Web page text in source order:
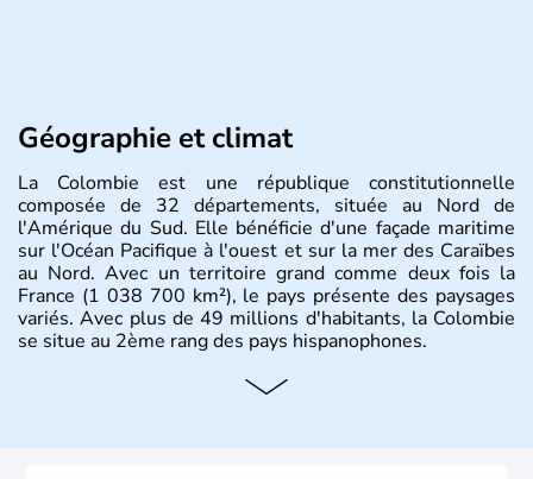
Géographie et climat
La Colombie est une république constitutionnelle
composée de 32 départements, située au Nord de
l'Amérique du Sud. Elle bénéficie d'une façade maritime
sur l'Océan Pacifique à l'ouest et sur la mer des Caraïbes
au Nord. Avec un territoire grand comme deux fois la
France (1 038 700 km²), le pays présente des paysages
variés. Avec plus de 49 millions d'habitants, la Colombie
se situe au 2ème rang des pays hispanophones.
Histoire et administration